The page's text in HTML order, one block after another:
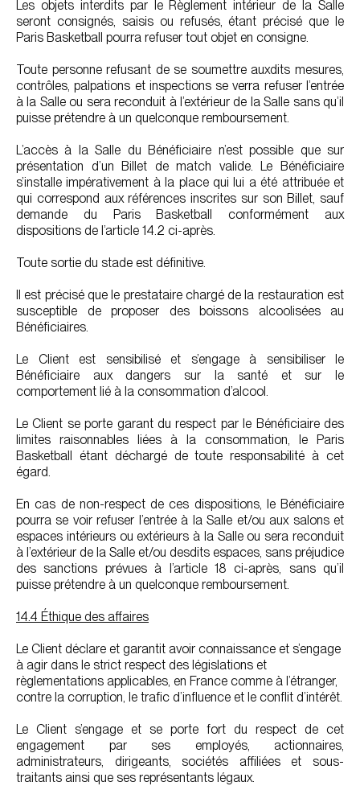
Les objets interdits par le Règlement intérieur de la Salle
seront consignés, saisis ou refusés, étant précisé que le
Paris Basketball pourra refuser tout objet en consigne.
Toute personne refusant de se soumettre auxdits mesures,
contrôles, palpations et inspections se verra refuser l’entrée
à la Salle ou sera reconduit à l’extérieur de la Salle sans qu’il
puisse prétendre à un quelconque remboursement.
L’accès à la Salle du Bénéficiaire n’est possible que sur
présentation d’un Billet de match valide. Le Bénéficiaire
s’installe impérativement à la place qui lui a été attribuée et
qui correspond aux références inscrites sur son Billet, sauf
demande du Paris Basketball conformément aux
dispositions de l’article 14.2 ci-après.
Toute sortie du stade est définitive.
Il est précisé que le prestataire chargé de la restauration est
susceptible de proposer des boissons alcoolisées au
Bénéficiaires.
Le Client est sensibilisé et s’engage à sensibiliser le
Bénéficiaire aux dangers sur la santé et sur le
comportement lié à la consommation d’alcool.
Le Client se porte garant du respect par le Bénéficiaire des
limites raisonnables liées à la consommation, le Paris
Basketball étant déchargé de toute responsabilité à cet
égard.
En cas de non-respect de ces dispositions, le Bénéficiaire
pourra se voir refuser l’entrée à la Salle et/ou aux salons et
espaces intérieurs ou extérieurs à la Salle ou sera reconduit
à l’extérieur de la Salle et/ou desdits espaces, sans préjudice
des sanctions prévues à l’article 18 ci-après, sans qu’il
puisse prétendre à un quelconque remboursement.
14.4 Éthique des affaires
Le Client déclare et garantit avoir connaissance et s’engage
à agir dans le strict respect des législations et
règlementations applicables, en France comme à l’étranger,
contre la corruption, le trafic d’influence et le conflit d’intérêt.
Le Client s’engage et se porte fort du respect de cet
engagement par ses employés, actionnaires,
administrateurs, dirigeants, sociétés affiliées et sous-
traitants ainsi que ses représentants légaux.